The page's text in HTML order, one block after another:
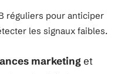
réguliers pour anticiper
les signaux faibles.
marketing et